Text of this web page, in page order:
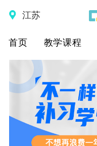
江苏
首页 教学课程